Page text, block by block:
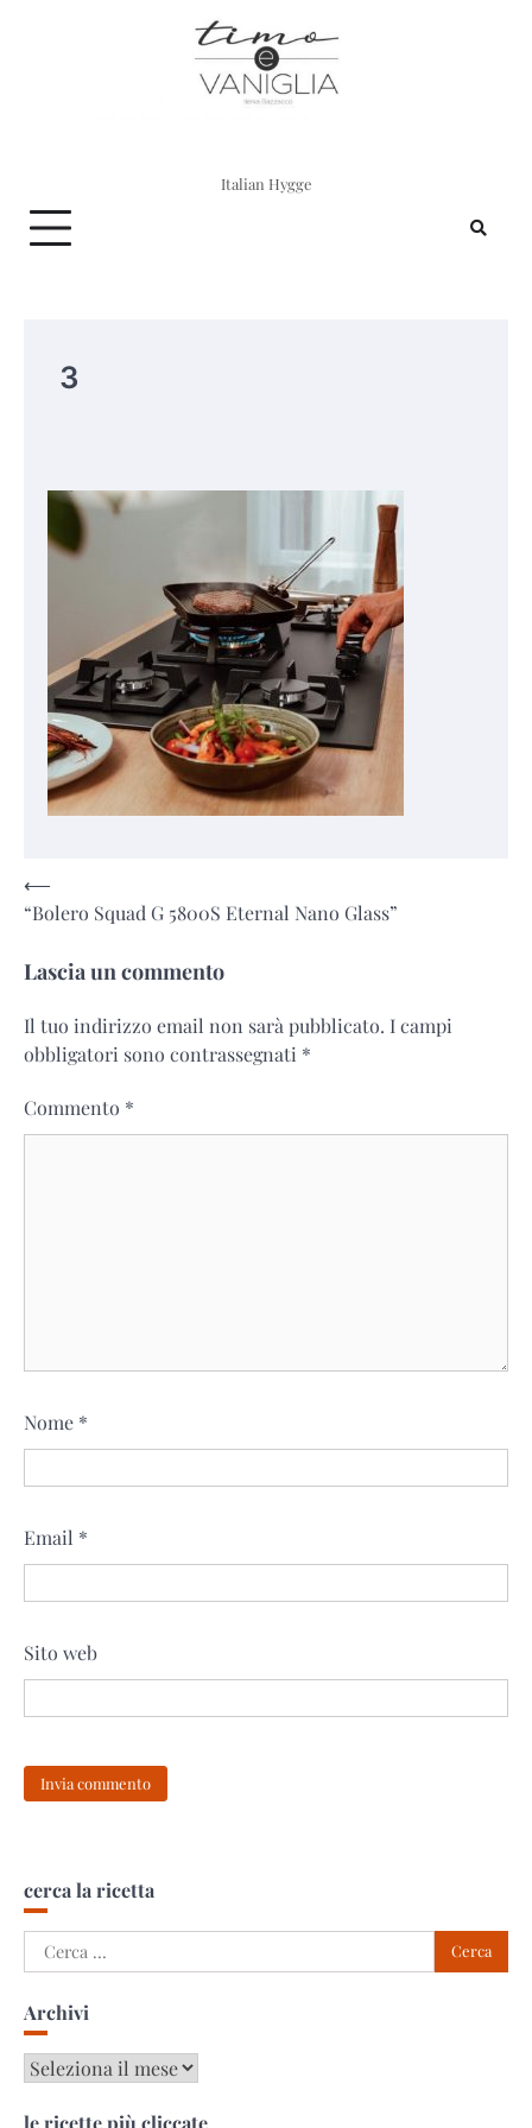
Italian Hygge
3
Navigazione
articoli
⟵
“Bolero Squad G 5800S Eternal Nano Glass”
Lascia un commento
Il tuo indirizzo email non sarà pubblicato. I campi
obbligatori sono contrassegnati *
Commento *
Nome *
Email *
Sito web
cerca la ricetta
Ricerca
per:
Archivi
Archivi
le ricette più cliccate